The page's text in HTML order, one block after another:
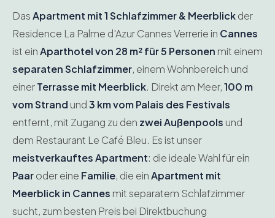
DasApartment mit 1 Schlafzimmer & Meerblickder
Residence La Palme d'Azur Cannes Verrerie in Cannes
ist einAparthotel von 28 m² für 5 Personen mit einem
separaten Schlafzimmer, einem Wohnbereich und
einerTerrasse mit Meerblick. Direkt am Meer,100 m
vom Strand und3 km vom Palais des Festivals
entfernt, mit Zugang zu den zwei Außenpools und
dem Restaurant Le Café Bleu. Es ist unser
meistverkauftes Apartment: die ideale Wahl für ein
Paaroder eine Familie, die einApartment mit
Meerblick in Cannes mit separatem Schlafzimmer
sucht, zum besten Preis bei Direktbuchung